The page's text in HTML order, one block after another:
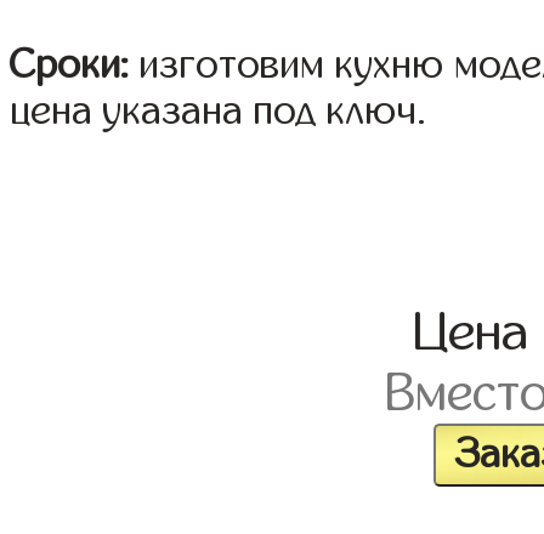
Сроки: изготовим кухню
цена указана под ключ.
Цена